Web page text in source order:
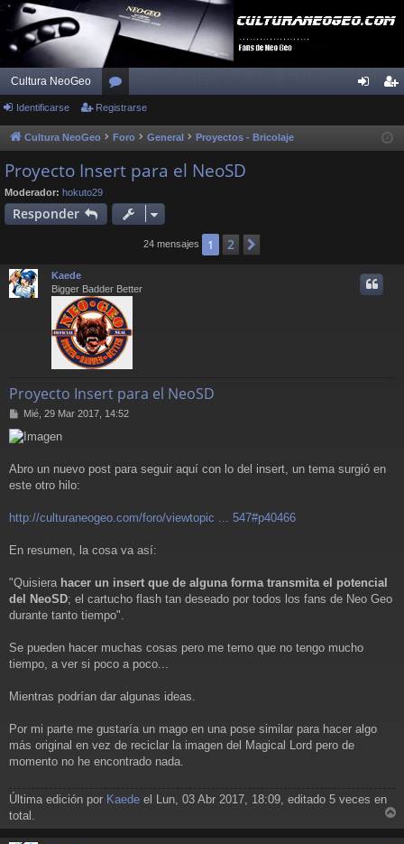
Cultura NeoGeo
or
os ist
Identificarse Registrarse
Cultura NeoGeo Foro General Proyectos - Bricolaje
Proyecto Insert para el NeoSD
Moderador: hokuto29
Responder
24 mensajes 1 2
Kaede
Bigger Badder Better
Proyecto Insert para el NeoSD
M
n
a
Mié, 29 Mar 2017, 14:52
Abro un nuevo post para seguir aquí con lo del insert, un tema surgió en
este otro hilo:
http://culturaneogeo.com/foro/viewtopic ... 547#p40466
En resumen, la cosa va así:
"Quisiera hacer un insert que de alguna forma transmita el potencial
del NeoSD; el cartucho flash tan deseado por todos los fans de Neo Geo
durante tanto tiempo".
Se pueden hacer muchas cosas pero me temo que no tengo mucho
tiempo, a ver si poco a poco...
Mientras podrían dar algunas ideas.
Por mi parte me gustaría un mago en una pose similar para hacer algo
más original en vez de reciclar la imagen del Magical Lord pero de
momento no he encontrado nada.
Última edición por Kaede el Lun, 03 Abr 2017, 18:09, editado 5 veces en
total.
r